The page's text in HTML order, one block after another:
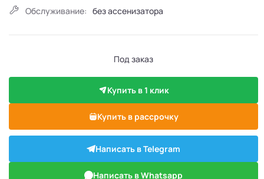
Обслуживание: без ассенизатора
Под заказ
Купить в 1 клик
Купить в рассрочку
Написать в Telegram
Написать в Whatsapp